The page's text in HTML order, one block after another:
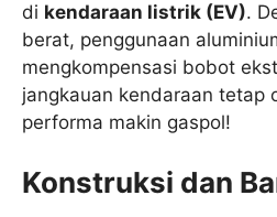
di kendaraan listrik (EV).
berat, penggunaan
mengkompensasi bobot
jangkauan kendaraan tetap
performa makin gaspol!
Konstruksi dan